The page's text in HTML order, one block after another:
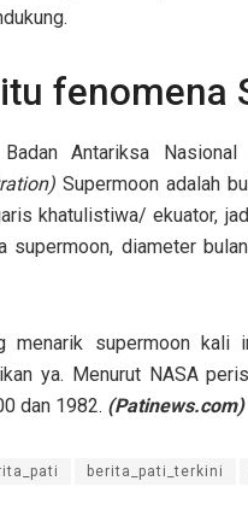
fenomena
Antariksa
Supermoon adalah
khatulistiwa/ ekuator,
supermoon, diameter
menarik supermoon kali
ya. Menurut NASA
dan 1982. (Patinews.com)
berita_pati_terkini